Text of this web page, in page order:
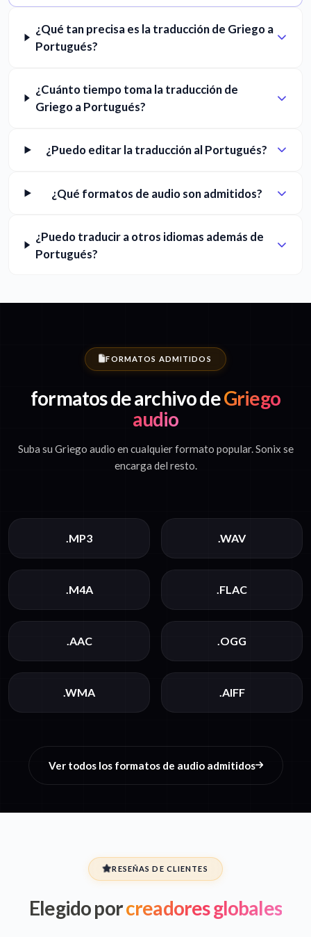
¿Qué tan precisa es la traducción de Griego a
Portugués?
¿Cuánto tiempo toma la traducción de
Griego a Portugués?
¿Puedo editar la traducción al Portugués?
¿Qué formatos de audio son admitidos?
¿Puedo traducir a otros idiomas además de
Portugués?
FORMATOS ADMITIDOS
formatos de archivo deGriego
audio
Suba su Griego audio en cualquier formato popular. Sonix se
encarga del resto.
.MP3 .WAV
.M4A .FLAC
.AAC .OGG
.WMA .AIFF
Ver todos los formatos de audio admitidos
RESEÑAS DE CLIENTES
Elegido porcreadores globales